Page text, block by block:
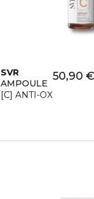
SVR
AMPOULE
[C] ANTI-OX
50,90 €